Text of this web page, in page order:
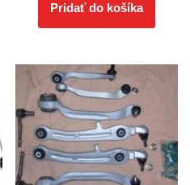
Pridať do košíka